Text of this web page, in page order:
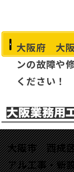
大阪府 大
ンの故障や
ください！
大阪市 西成
アル工事・新